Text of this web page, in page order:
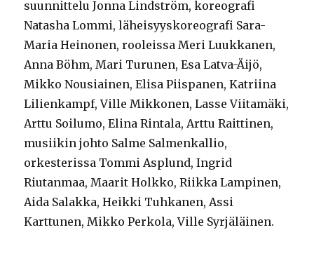
suunnittelu Jonna Lindström, koreografi
Natasha Lommi, läheisyyskoreografi Sara-
Maria Heinonen, rooleissa Meri Luukkanen,
Anna Böhm, Mari Turunen, Esa Latva-Äijö,
Mikko Nousiainen, Elisa Piispanen, Katriina
Lilienkampf, Ville Mikkonen, Lasse Viitamäki,
Arttu Soilumo, Elina Rintala, Arttu Raittinen,
musiikin johto Salme Salmenkallio,
orkesterissa Tommi Asplund, Ingrid
Riutanmaa, Maarit Holkko, Riikka Lampinen,
Aida Salakka, Heikki Tuhkanen, Assi
Karttunen, Mikko Perkola, Ville Syrjäläinen.